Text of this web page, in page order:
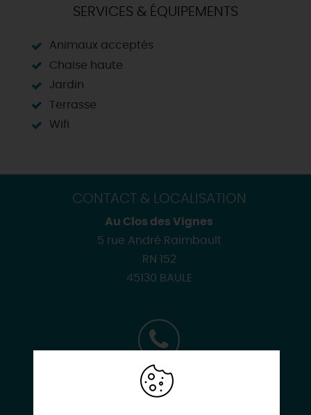
SERVICES & ÉQUIPEMENTS
Animaux acceptés
Chaise haute
Jardin
Terrasse
Wifi
CONTACT & LOCALISATION
Au Clos des Vignes
5 rue André Raimbault
RN 152
45130 BAULE
02 38 45 01 02